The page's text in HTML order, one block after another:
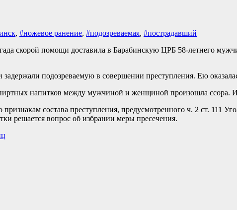
, #ножевое ранение, #подозреваемая, #пострадавший
скорой помощи доставила в Барабинскую ЦРБ 58-летнего
подозреваемую в совершении преступления. Ею
напитков между мужчиной и женщиной произошла ссора.
состава преступления, предусмотренного ч. 2 ст. 111
решается вопрос об избрании меры пресечения.